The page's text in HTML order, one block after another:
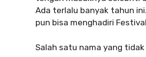
Ada terlalu banyak tahun
pun bisa menghadiri
Salah satu nama yang